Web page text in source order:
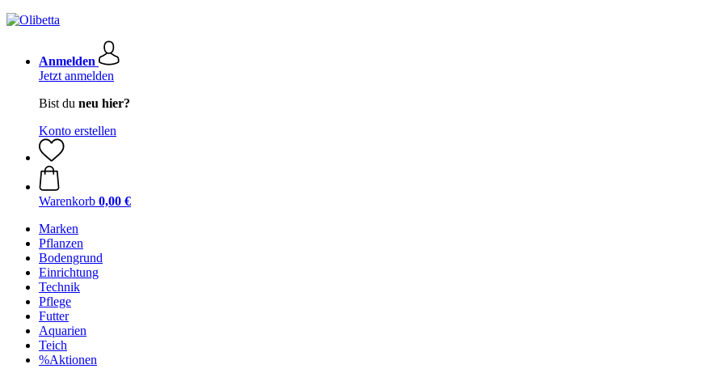
Anmelden
Jetzt anmelden
Bist du neu hier?
Konto erstellen
Warenkorb 0,00 €
Marken
Pflanzen
Bodengrund
Einrichtung
Technik
Pflege
Futter
Aquarien
Teich
%Aktionen